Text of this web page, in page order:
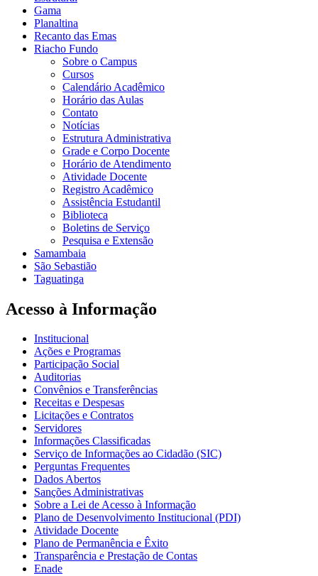
Gama
Planaltina
Recanto das Emas
Riacho Fundo
Sobre o Campus
Cursos
Calendário Acadêmico
Horário das Aulas
Contato
Notícias
Estrutura Administrativa
Grade e Corpo Docente
Horário de Atendimento
Atividade Docente
Registro Acadêmico
Assistência Estudantil
Biblioteca
Boletins de Serviço
Pesquisa e Extensão
Samambaia
São Sebastião
Taguatinga
Acesso à Informação
Institucional
Ações e Programas
Participação Social
Auditorias
Convênios e Transferências
Receitas e Despesas
Licitações e Contratos
Servidores
Informações Classificadas
Serviço de Informações ao Cidadão (SIC)
Perguntas Frequentes
Dados Abertos
Sanções Administrativas
Sobre a Lei de Acesso à Informação
Plano de Desenvolvimento Institucional (PDI)
Atividade Docente
Plano de Permanência e Êxito
Transparência e Prestação de Contas
Enade